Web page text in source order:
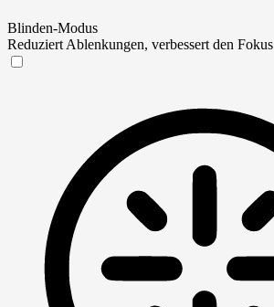
Blinden-Modus
Reduziert Ablenkungen, verbessert den Fokus